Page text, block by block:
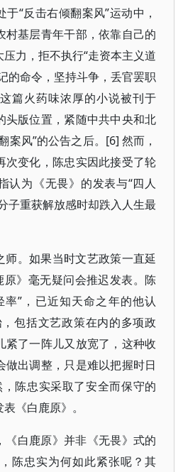
“反击右倾翻案风”运动中，
村基层青年干部，依靠自己的
力，拒不执行“走资本主义道
的命令，坚持斗争，丢官罢职
篇火药味浓厚的小说被刊于
头版位置，紧随中共中央和北
案风”的公告之后。[6] 然而，
次变化，陈忠实因此接受了轮
认为《无畏》的发表与“四人
子重获解放感时却跌入人生最
师。如果当时文艺政策一直延
原》毫无疑问会推迟发表。陈
”，已近知天命之年的他认
包括文艺政策在内的多项政
紧了一阵儿又放宽了，这种收
做出调整，只是难以把握时日
陈忠实采取了安全而保守的
《白鹿原》。
《白鹿原》并非《无畏》式的
陈忠实为何如此紧张呢？其